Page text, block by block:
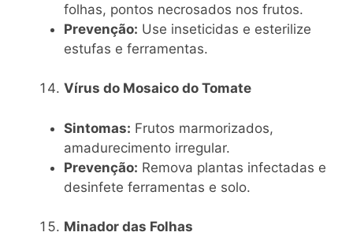
folhas, pontos necrosados nos frutos.
Prevenção: Use inseticidas e esterilize
estufas e ferramentas.
Vírus do Mosaico do Tomate
Sintomas: Frutos marmorizados,
amadurecimento irregular.
Prevenção: Remova plantas infectadas e
desinfete ferramentas e solo.
Minador das Folhas